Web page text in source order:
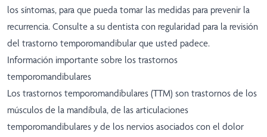
los síntomas, para que pueda tomar las medidas para prevenir la
recurrencia. Consulte a su dentista con regularidad para la revisión
del trastorno temporomandibular que usted padece.
Información importante sobre los trastornos
temporomandibulares
Los trastornos temporomandibulares (TTM) son trastornos de los
músculos de la mandíbula, de las articulaciones
temporomandibulares y de los nervios asociados con el dolor